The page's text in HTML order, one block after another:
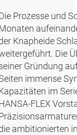
Prozesse und
Knapheide
Die
Gründung
immense
im
ambitionierten